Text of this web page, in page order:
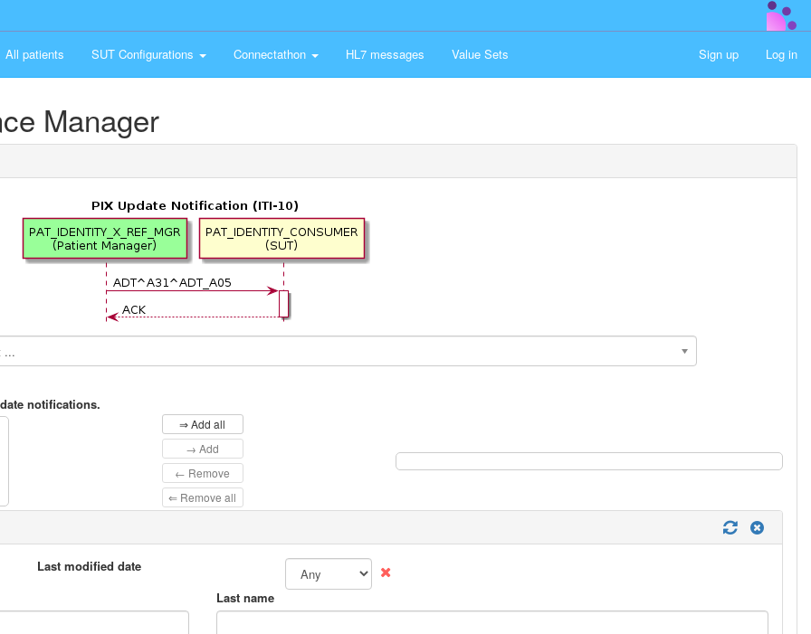
All patients SUT Configurations Connectathon HL7 messages Value Sets Sign up Log in
Manager
...
notifications.
⇒ Add all
→ Add
← Remove
⇐ Remove all
Last modified date
Last name